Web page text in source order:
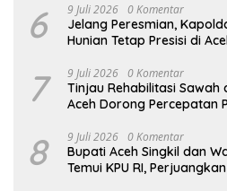
6 9 Juli 2026 0 Komentar
Jelang Peresmian,
Hunian Tetap Presisi di
7 9 Juli 2026 0 Komentar
Tinjau Rehabilitasi Sawah
Aceh Dorong Percepatan
8 9 Juli 2026 0 Komentar
Bupati Aceh Singkil dan
Temui KPU RI,